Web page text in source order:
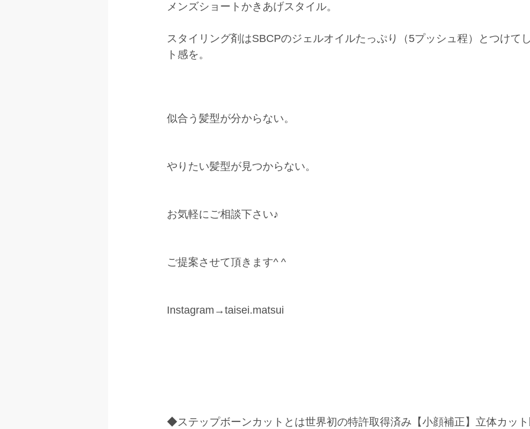
メンズショートかきあげスタイル。
スタイリング剤はSBCPのジェルオイルたっぷり（5プッシュ程）とつけて
ト感を。
似合う髪型が分からない。
やりたい髪型が見つからない。
お気軽にご相談下さい♪
ご提案させて頂きます^ ^
Instagram→taisei.matsui
◆ステップボーンカットとは世界初の特許取得済み【小顔補正】立体カット